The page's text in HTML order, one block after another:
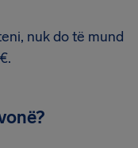
nuk do të mund